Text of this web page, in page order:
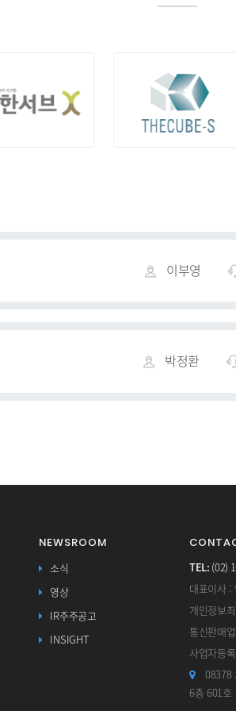
이부영
박정환
NEWSROOM
소식
영상
IR주주공고
INSIGHT
TEL: (02)
대표이사 :
개인정보
통신판매
사업자등
08378
6층 601호